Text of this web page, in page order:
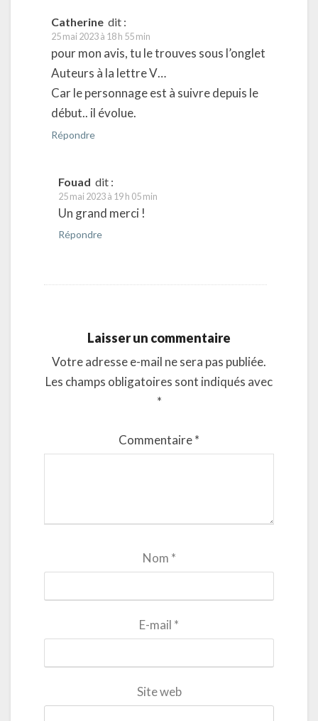
Catherine dit :
25 mai 2023 à 18 h 55 min
pour mon avis, tu le trouves sous l’onglet
Auteurs à la lettre V…
Car le personnage est à suivre depuis le
début.. il évolue.
Répondre
Fouad dit :
25 mai 2023 à 19 h 05 min
Un grand merci !
Répondre
Laisser un commentaire
Votre adresse e-mail ne sera pas publiée.
Les champs obligatoires sont indiqués avec
*
Commentaire*
Nom *
E-mail *
Site web